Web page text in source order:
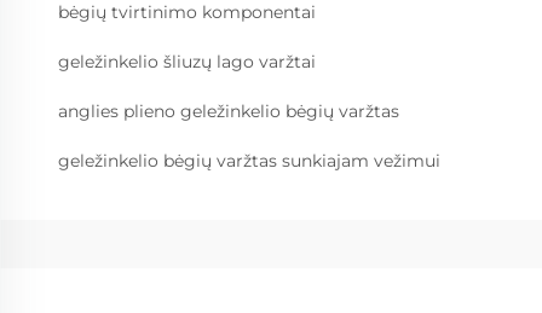
bėgių tvirtinimo komponentai
geležinkelio šliuzų lago varžtai
anglies plieno geležinkelio bėgių varžtas
geležinkelio bėgių varžtas sunkiajam vežimui